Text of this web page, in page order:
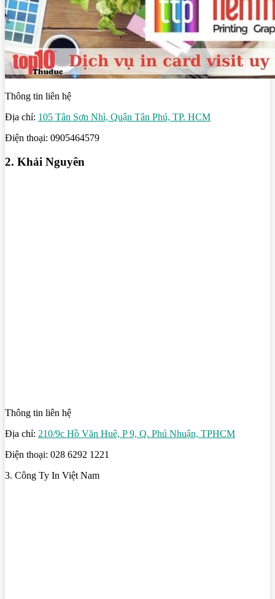
Thông tin liên hệ
Địa chỉ: 105 Tân Sơn Nhì, Quận Tân Phú, TP. HCM
Điện thoại: 0905464579
2. Khải Nguyên
Thông tin liên hệ
Địa chỉ: 210/9c Hồ Văn Huê, P 9, Q. Phú Nhuận, TPHCM
Điện thoại: 028 6292 1221
3. Công Ty In Việt Nam